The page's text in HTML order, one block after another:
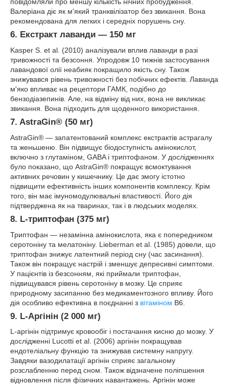
повідомляли про меншу кількість нічних пробудження.
Валеріана діє як м'який транквілізатор без звикання. Вона
рекомендована для легких і середніх порушень сну.
6. Екстракт лаванди — 150 мг
Kasper S. et al. (2010) аналізували вплив лаванди в разі
тривожності та безсоння. Упродовж 10 тижнів застосування
лавандової олії неабияк покращило якість сну. Також
знижувався рівень тривожності без побічних ефектів. Лаванда
м'яко впливає на рецептори ГАМК, подібно до
бензодіазепинів. Але, на відміну від них, вона не викликає
звикання. Вона підходить для щоденного використання.
7. AstraGin® (50 мг)
AstraGin® — запатентований комплекс екстрактів астрагалу
та женьшеню. Він підвищує біодоступність амінокислот,
включно з глутаміном, GABA і триптофаном. У дослідженнях
було показано, що AstraGin® покращує всмоктування
активних речовин у кишечнику. Це дає змогу істотно
підвищити ефективність інших компонентів комплексу. Крім
того, він має імуномодулювальні властивості. Його дія
підтверджена як на тваринах, так і в людських моделях.
8. L-триптофан (375 мг)
Триптофан — незамінна амінокислота, яка є попередником
серотоніну та мелатоніну. Lieberman et al. (1985) довели, що
триптофан знижує латентний період сну (час засинання).
Також він покращує настрій і зменшує депресивні симптоми.
У пацієнтів із безсонням, які приймали триптофан,
підвищувався рівень серотоніну в мозку. Це сприяє
природному засипанню без медикаментозного впливу. Його
дія особливо ефективна в поєднанні з вітаміном B6.
9. L-Аргінін (2 000 мг)
L-аргінін підтримує кровообіг і постачання кисню до мозку. У
дослідженні Lucotti et al. (2006) аргінін покращував
ендотеліальну функцію та знижував системну напругу.
Завдяки вазодилатації аргінін сприяє загальному
розслабленню перед сном. Також відзначене поліпшення
відновлення після фізичних навантажень. Аргінін може